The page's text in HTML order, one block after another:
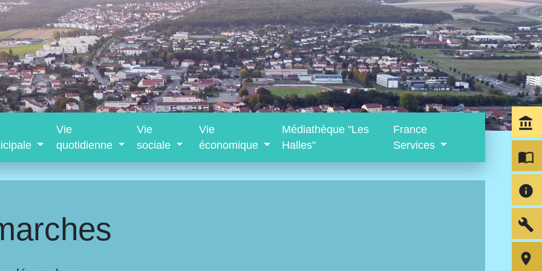
Vie
quotidienne
Vie
sociale
Vie
économique
Médiathèque "Les
Halles"
France
Services
account_balance
import_contacts
info
build
room